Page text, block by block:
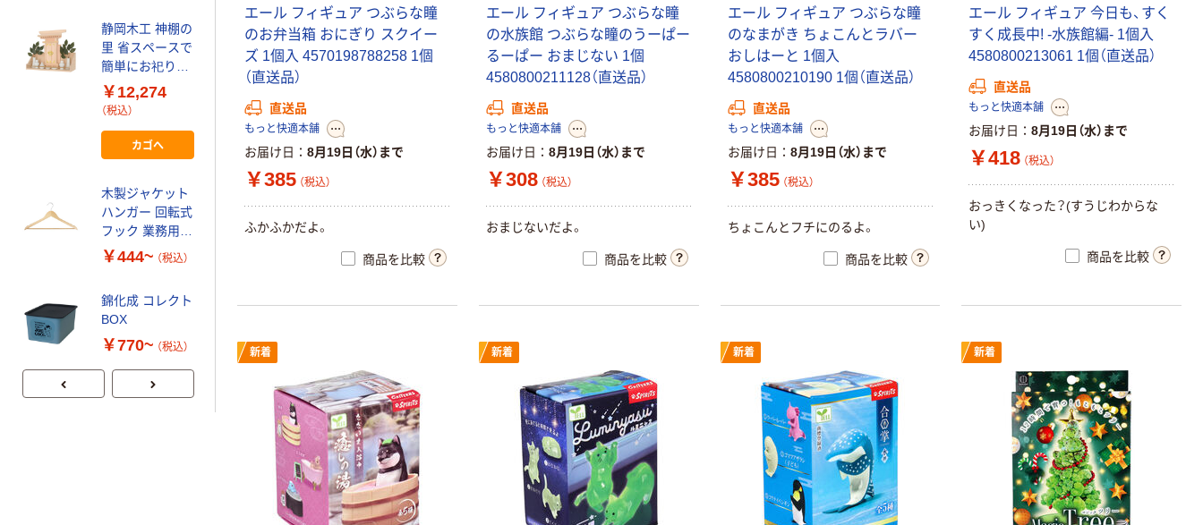
エール フィギュア つぶらな瞳
のお弁当箱 おにぎり スクイー
ズ 1個入 4570198788258 1個
（直送品）
直送品
もっと快適本舗
お届け日 8月19日（水）まで
￥385 （税込）
ふかふかだよ。
商品を比較
エール フィギュア つぶらな瞳
の水族館 つぶらな瞳のうーぱー
るーぱー おまじない 1個
4580800211128（直送品）
直送品
もっと快適本舗
お届け日 8月19日（水）まで
￥308 （税込）
おまじないだよ。
商品を比較
エール フィギュア つぶらな瞳
のなまがき ちょこんとラバー
おしはーと 1個入
4580800210190 1個（直送品）
直送品
もっと快適本舗
お届け日 8月19日（水）まで
￥385 （税込）
ちょこんとフチにのるよ。
商品を比較
エール フィギュア 今日も、すく
すく成長中! -水族館編- 1個入
4580800213061 1個（直送品）
直送品
もっと快適本舗
お届け日 8月19日（水）まで
￥418 （税込）
おっきくなった？(すうじわからな
い)
商品を比較
新着 新着 新着 新着
静岡木工 神棚の
里 省スペースで
簡単にお祀りで
きる本格最小神
棚セット 幅
高さ350ｍｍ
4993896906289
￥12,274
（税込）
カゴへ
木製ジャケット
ハンガー 回転式
フック 業務用
伊藤忠リーテイ
￥444~ （税込）
錦化成 コレクト
BОX
￥770~ （税込）
ラタン
￥990~
ラス 網代編み
整理かご 長方形
良品計画
￥490~ （税込）
フ） 58シリー
ズ GL スチー
￥6,050~
フィラム
￥1,572~
（税込）
イフ 光触媒 イ
ンテリアグリー
ン
￥9,520~
（税込）
座布団 無地
静岡木工 神棚の
きる本格最小神
4993896906289
伊藤忠リーテイ
ルリンク
￥444~